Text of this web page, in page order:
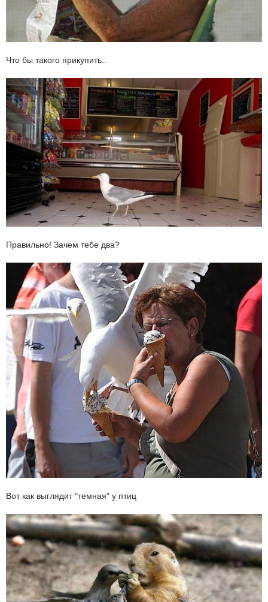
Что бы такого прикупить..
Правильно! Зачем тебе два?
Вот как выглядит "темная" у птиц